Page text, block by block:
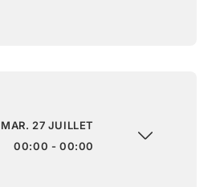
MAR. 27 JUILLET
00:00 - 00:00